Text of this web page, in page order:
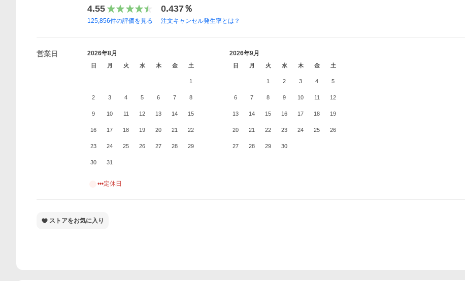
4.55
125,856件の評価を見る
0.437％
注文キャンセル発生率とは？
営業日 2026年8月
日 月 火 水 木 金 土
1
2 3 4 5 6 7 8
9 10 11 12 13 14 15
16 17 18 19 20 21 22
23 24 25 26 27 28 29
30 31
2026年9月
日 月 火 水 木 金 土
1 2 3 4 5
6 7 8 9 10 11 12
13 14 15 16 17 18 19
20 21 22 23 24 25 26
27 28 29 30
•••定休日
ストアをお気に入り